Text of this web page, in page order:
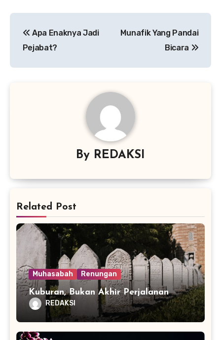
pos
Apa Enaknya Jadi
Pejabat?
Munafik Yang Pandai
Bicara
By REDAKSI
Related Post
Muhasabah Renungan
Kuburan, Bukan Akhir Perjalanan
REDAKSI